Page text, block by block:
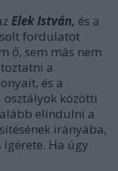
Elek István, és a
fordulatot
ő, sem más nem
a
és a
közötti
elindulni a
irányába,
Ha úgy